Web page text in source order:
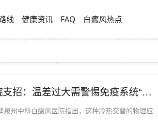
线 健康资讯 FAQ 白癜风热点
“空调房与烈日交替”考验大！福建泉州中科白癜风医院支招：温差过大需警惕免疫系统“误判”
州中科白癜风医院指出，这种冷热交替的物理应